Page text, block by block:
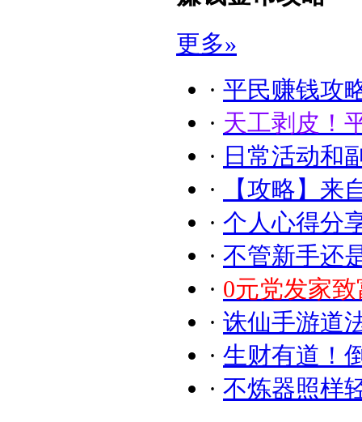
更多»
· 平民赚钱攻
· 天工剥皮！
· 日常活动和
·
【攻略】来
· 个人心得分
· 不管新手还
· 0元党发家
· 诛仙手游道
· 生财有道！
· 不炼器照样